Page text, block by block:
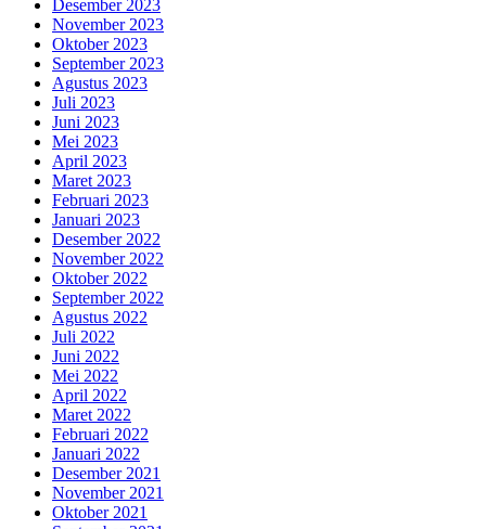
Desember 2023
November 2023
Oktober 2023
September 2023
Agustus 2023
Juli 2023
Juni 2023
Mei 2023
April 2023
Maret 2023
Februari 2023
Januari 2023
Desember 2022
November 2022
Oktober 2022
September 2022
Agustus 2022
Juli 2022
Juni 2022
Mei 2022
April 2022
Maret 2022
Februari 2022
Januari 2022
Desember 2021
November 2021
Oktober 2021